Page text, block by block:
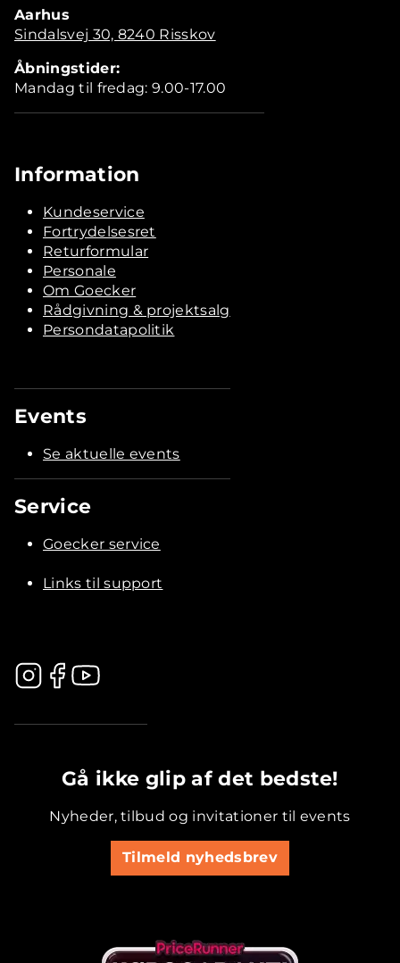
Aarhus
Sindalsvej 30, 8240 Risskov
Åbningstider:
Mandag til fredag: 9.00-17.00
Information
Kundeservice
Fortrydelsesret
Returformular
Personale
Om Goecker
Rådgivning & projektsalg
Persondatapolitik
Events
Se aktuelle events
Service
Goecker service
Links til support
Gå ikke glip af det bedste!
Nyheder, tilbud og invitationer til events
Tilmeld nyhedsbrev